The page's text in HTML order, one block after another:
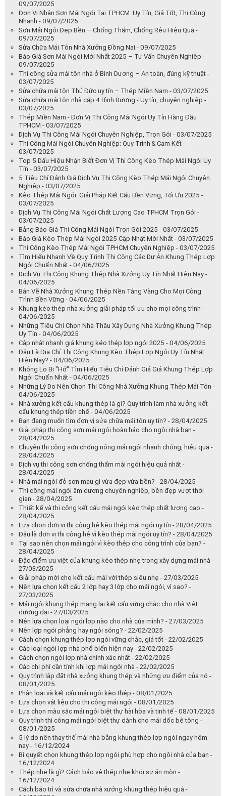
09/07/2025
Đơn Vị Nhận Sơn Mái Ngói Tại TPHCM: Uy Tín, Giá Tốt, Thi Công
Nhanh - 09/07/2025
Sơn Mái Ngói Đẹp Bền – Chống Thấm, Chống Rêu Hiệu Quả -
09/07/2025
Sửa Chữa Mái Tôn Nhà Xưởng Đồng Nai - 09/07/2025
Báo Giá Sơn Mái Ngói Mới Nhất 2025 – Tư Vấn Chuyên Nghiệp -
09/07/2025
Thi công sửa mái tôn nhà ở Bình Dương – An toàn, đúng kỹ thuật -
03/07/2025
Sửa chữa mái tôn Thủ Đức uy tín – Thép Miền Nam - 03/07/2025
Sửa chữa mái tôn nhà cấp 4 Bình Dương - Uy tín, chuyên nghiệp -
03/07/2025
Thép Miền Nam - Đơn Vị Thi Công Mái Ngói Uy Tín Hàng Đầu
TPHCM - 03/07/2025
Dịch Vụ Thi Công Mái Ngói Chuyên Nghiệp, Trọn Gói - 03/07/2025
Thi Công Mái Ngói Chuyên Nghiệp: Quy Trình & Cam Kết -
03/07/2025
Top 5 Dấu Hiệu Nhận Biết Đơn Vị Thi Công Kèo Thép Mái Ngói Uy
Tín - 03/07/2025
5 Tiêu Chí Đánh Giá Dịch Vụ Thi Công Kèo Thép Mái Ngói Chuyên
Nghiệp - 03/07/2025
Kèo Thép Mái Ngói: Giải Pháp Kết Cấu Bền Vững, Tối Ưu 2025 -
03/07/2025
Dịch Vụ Thi Công Mái Ngói Chất Lượng Cao TPHCM Trọn Gói -
03/07/2025
Bảng Báo Giá Thi Công Mái Ngói Trọn Gói 2025 - 03/07/2025
Báo Giá Kèo Thép Mái Ngói 2025 Cập Nhật Mới Nhất - 03/07/2025
Thi Công Kèo Thép Mái Ngói TPHCM Chuyên Nghiệp - 03/07/2025
Tìm Hiểu Nhanh Về Quy Trình Thi Công Các Dự Án Khung Thép Lợp
Ngói Chuẩn Nhất - 04/06/2025
Dịch Vụ Thi Công Khung Thép Nhà Xưởng Uy Tín Nhất Hiện Nay -
04/06/2025
Bản Vẽ Nhà Xưởng Khung Thép Nền Tảng Vàng Cho Mọi Công
Trình Bền Vững - 04/06/2025
Khung kèo thép nhà xưởng giải pháp tối ưu cho mọi công trình -
04/06/2025
Những Tiêu Chí Chọn Nhà Thầu Xây Dựng Nhà Xưởng Khung Thép
Uy Tín - 04/06/2025
Cập nhật nhanh giá khung kéo thép lợp ngói 2025 - 04/06/2025
Đâu Là Địa Chỉ Thi Công Khung Kèo Thép Lợp Ngói Uy Tín Nhất
Hiện Nay? - 04/06/2025
Không Lo Bị "Hớ" Tìm Hiểu Tiêu Chí Đánh Giá Giá Khung Thép Lợp
Ngói Chuẩn Nhất - 04/06/2025
Những Lý Do Nên Chọn Thi Công Nhà Xưởng Khung Thép Mái Tôn -
04/06/2025
Nhà xưởng kết cấu khung thép là gì? Quy trình làm nhà xưởng kết
cấu khung thép tiền chế - 04/06/2025
Bạn đang muốn tìm đơn vị sửa chữa mái tôn uy tín? - 28/04/2025
Giải pháp thi công sơn mái ngói hoàn hảo cho ngôi nhà bạn -
28/04/2025
Chuyên thi công sơn chống nóng mái ngói nhanh chóng, hiệu quả -
28/04/2025
Dịch vụ thi công sơn chống thấm mái ngói hiệu quả nhất -
28/04/2025
Nhà mái ngói đỏ sơn màu gì vừa đẹp vừa bền? - 28/04/2025
Thi công mái ngói âm dương chuyên nghiệp, bền đẹp vượt thời
gian - 28/04/2025
Thiết kế và thi công kết cấu mái ngói kèo thép chất lượng cao -
28/04/2025
Lựa chọn đơn vị thi công hệ kèo thép mái ngói uy tín - 28/04/2025
Đâu là đơn vị thi công hệ vì kèo thép mái ngói uy tín? - 28/04/2025
Tại sao nên chọn mái ngói vì kèo thép cho công trình của bạn? -
28/04/2025
Đặc điểm ưu việt của khung kèo thép nhẹ trong xây dựng mái nhà -
27/03/2025
Giải pháp mới cho kết cấu mái với thép siêu nhẹ - 27/03/2025
Nên lựa chọn kết cấu 2 lớp hay 3 lớp cho mái ngói, vì sao? -
27/03/2025
Mái ngói khung thép mang lại kết cấu vững chắc cho nhà Việt
đương đại - 27/03/2025
Nên lựa chọn loại ngói lợp nào cho nhà của mình? - 27/03/2025
Nên lợp ngói phẳng hay ngói sóng? - 22/02/2025
Cách chọn khung thép lợp ngói vững chắc, giá tốt - 22/02/2025
Các loại ngói lợp nhà phổ biến hiện nay - 22/02/2025
Cách chọn ngói lợp nhà chính xác nhất - 22/02/2025
Các chi phí cần tính khi lợp mái ngói nhà - 22/02/2025
Quy trình lắp đặt nhà xưởng khung thép và những ưu điểm của nó -
08/01/2025
Phân loại và kết cấu mái ngói kèo thép - 08/01/2025
Lựa chọn vật liệu cho thi công mái ngói - 08/01/2025
Lựa chọn màu sắc mái ngói biệt thự hài hòa và tinh tế - 08/01/2025
Quy trình thi công mái ngói biệt thự dành cho mái dốc bê tông -
08/01/2025
5 lý do nên thay thế mái nhà bằng khung thép lợp ngói ngay hôm
nay - 16/12/2024
Bí quyết chọn khung thép lợp ngói phù hợp cho ngôi nhà của bạn -
16/12/2024
Thép nhẹ là gì? Cách bảo vệ thép nhẹ khỏi sự ăn mòn -
16/12/2024
Cách bảo trì và sửa chữa nhà xưởng khung thép hiệu quả -